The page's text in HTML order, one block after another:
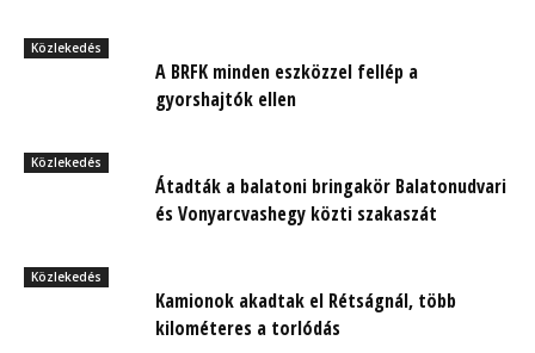
Közlekedés
A BRFK minden eszközzel fellép a
gyorshajtók ellen
Közlekedés
Átadták a balatoni bringakör Balatonudvari
és Vonyarcvashegy közti szakaszát
Közlekedés
Kamionok akadtak el Rétságnál, több
kilométeres a torlódás